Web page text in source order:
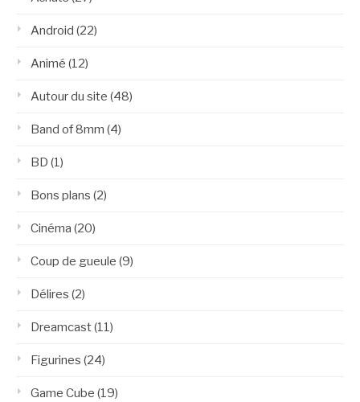
Android (22)
Animé (12)
Autour du site (48)
Band of 8mm (4)
BD (1)
Bons plans (2)
Cinéma (20)
Coup de gueule (9)
Délires (2)
Dreamcast(11)
Figurines (24)
Game Cube (19)